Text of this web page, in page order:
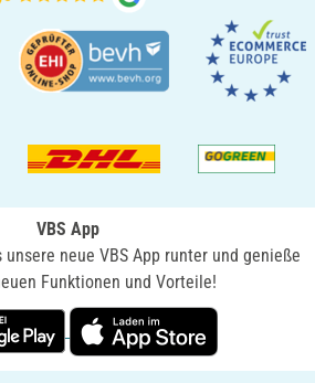
VBS App
neue VBS App runter und genieße
Funktionen und Vorteile!